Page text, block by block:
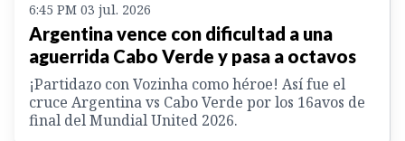
6:45 PM 03 jul. 2026
Argentina vence con dificultad a una
aguerrida Cabo Verde y pasa a octavos
¡Partidazo con Vozinha como héroe! Así fue el
cruce Argentina vs Cabo Verde por los 16avos de
final del Mundial United 2026.